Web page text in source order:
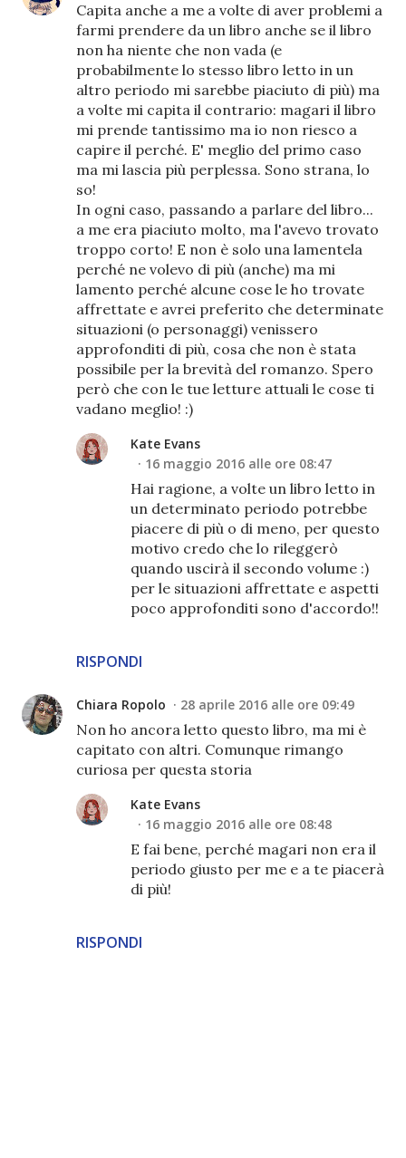
Capita anche a me a volte di aver problemi a
farmi prendere da un libro anche se il libro
non ha niente che non vada (e
probabilmente lo stesso libro letto in un
altro periodo mi sarebbe piaciuto di più) ma
a volte mi capita il contrario: magari il libro
mi prende tantissimo ma io non riesco a
capire il perché. E' meglio del primo caso
ma mi lascia più perplessa. Sono strana, lo
so!
In ogni caso, passando a parlare del libro...
a me era piaciuto molto, ma l'avevo trovato
troppo corto! E non è solo una lamentela
perché ne volevo di più (anche) ma mi
lamento perché alcune cose le ho trovate
affrettate e avrei preferito che determinate
situazioni (o personaggi) venissero
approfonditi di più, cosa che non è stata
possibile per la brevità del romanzo. Spero
però che con le tue letture attuali le cose ti
vadano meglio! :)
RISPONDI
Kate Evans
16 maggio 2016 alle ore 08:47
Hai ragione, a volte un libro letto in
un determinato periodo potrebbe
piacere di più o di meno, per questo
motivo credo che lo rileggerò
quando uscirà il secondo volume :)
per le situazioni affrettate e aspetti
poco approfonditi sono d'accordo!!
Chiara Ropolo 28 aprile 2016 alle ore 09:49
Non ho ancora letto questo libro, ma mi è
capitato con altri. Comunque rimango
curiosa per questa storia
RISPONDI
Kate Evans
16 maggio 2016 alle ore 08:48
E fai bene, perché magari non era il
periodo giusto per me e a te piacerà
di più!